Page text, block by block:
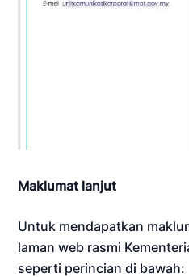
Maklumat lanjut
Untuk mendapatkan
laman web rasmi
seperti perincian di bawah: